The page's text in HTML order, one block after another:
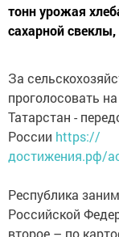
тонн урожая
сахарной
За
проголосовать
Татарстан -
России https://
достижения.рф/
Республика
Российской
второе – по